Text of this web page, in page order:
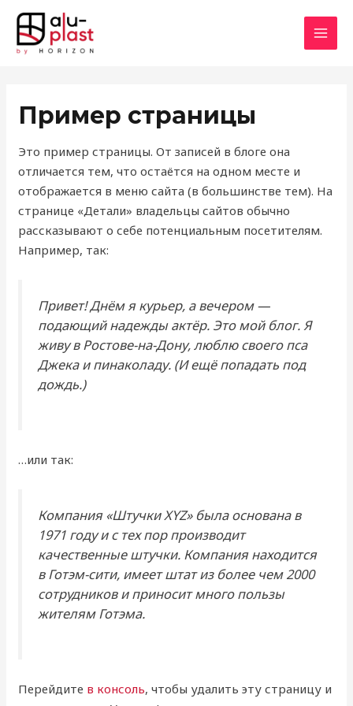
Перейти
содержимому
Пример страницы
Это пример страницы. От записей в блоге она
отличается тем, что остаётся на одном месте и
отображается в меню сайта (в большинстве тем). На
странице «Детали» владельцы сайтов обычно
рассказывают о себе потенциальным посетителям.
Например, так:
Привет! Днём я курьер, а вечером —
подающий надежды актёр. Это мой блог. Я
живу в Ростове-на-Дону, люблю своего пса
Джека и пинаколаду. (И ещё попадать под
дождь.)
…или так:
Компания «Штучки XYZ» была основана в
1971 году и с тех пор производит
качественные штучки. Компания находится
в Готэм-сити, имеет штат из более чем 2000
сотрудников и приносит много пользы
жителям Готэма.
Перейдите в консоль, чтобы удалить эту страницу и